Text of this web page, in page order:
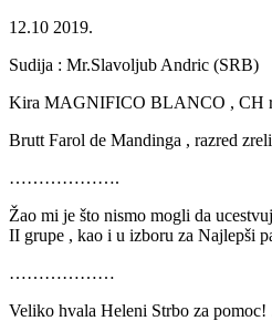
12.10 2019.
Sudija : Mr.Slavoljub Andric (SRB)
Kira MAGNIFICO BLANCO , CH
Brutt Farol de Mandinga , razred
……………….
Žao mi je što nismo mogli da
II grupe , kao i u izboru za Najlepši
………………
Veliko hvala Heleni Strbo za pomoc!